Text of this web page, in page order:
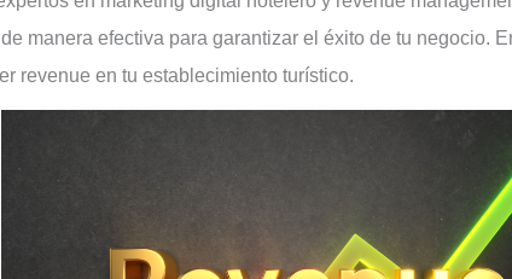
manera efectiva para garantizar el éxito de tu negocio.
revenue en tu establecimiento turístico.